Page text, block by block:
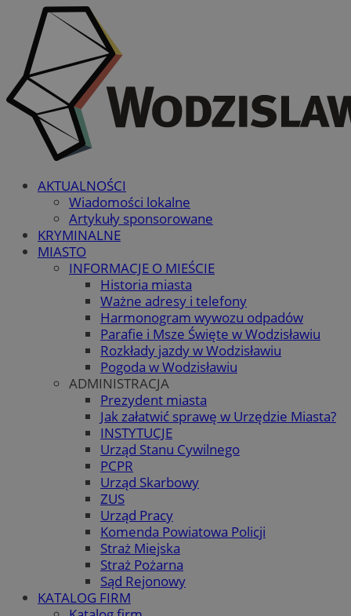
AKTUALNOŚCI
Wiadomości lokalne
Artykuły sponsorowane
KRYMINALNE
MIASTO
INFORMACJE O MIEŚCIE
Historia miasta
Ważne adresy i telefony
Harmonogram wywozu odpadów
Parafie i Msze Święte w Wodzisławiu
Rozkłady jazdy w Wodzisławiu
Pogoda w Wodzisławiu
ADMINISTRACJA
Prezydent miasta
Jak załatwić sprawę w Urzędzie Miasta?
INSTYTUCJE
Urząd Stanu Cywilnego
PCPR
Urząd Skarbowy
ZUS
Urząd Pracy
Komenda Powiatowa Policji
Straż Miejska
Straż Pożarna
Sąd Rejonowy
KATALOG FIRM